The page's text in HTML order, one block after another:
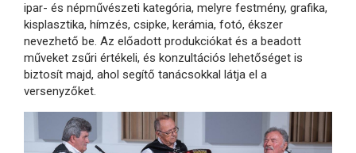
ipar- és népművészeti kategória, melyre festmény, grafika,
kisplasztika, hímzés, csipke, kerámia, fotó, ékszer
nevezhető be. Az előadott produkciókat és a beadott
műveket zsűri értékeli, és konzultációs lehetőséget is
biztosít majd, ahol segítő tanácsokkal látja el a
versenyzőket.